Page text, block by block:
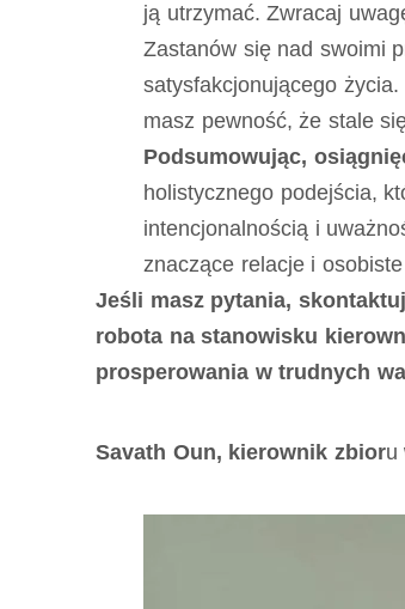
ją utrzymać. Zwracaj
Zastanów się nad swoimi
satysfakcjonującego
masz pewność, że stale
Podsumowując,
holistycznego podejścia,
intencjonalnością i
znaczące relacje i osobiste
Jeśli masz pytania,
robota na stanowisku
prosperowania w trudnych
Savath Oun, kierownik zbioru